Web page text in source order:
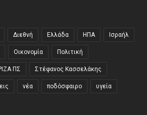
Διεθνή Ελλάδα ΗΠΑ Ισραήλ
Οικονομία Πολιτική
ΠΣ Στέφανος Κασσελάκης
νέα ποδόσφαιρο υγεία